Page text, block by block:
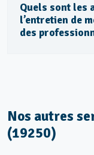
Quels sont les
l’entretien de
des
Nos autres
(19250)